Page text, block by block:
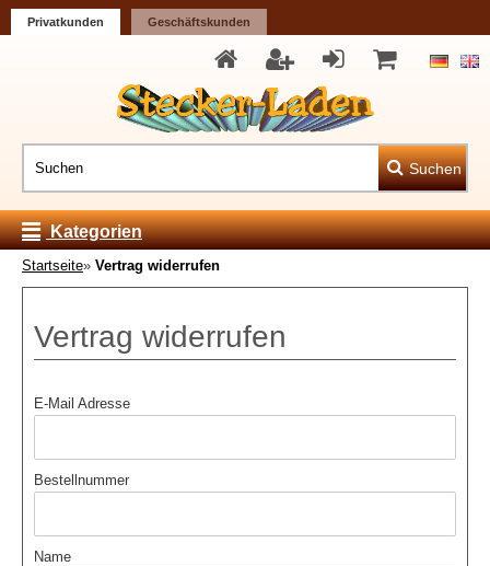
Privatkunden Geschäftskunden
Suchen
Kategorien
Startseite» Vertrag widerrufen
Vertrag widerrufen
E-Mail Adresse
Bestellnummer
Name